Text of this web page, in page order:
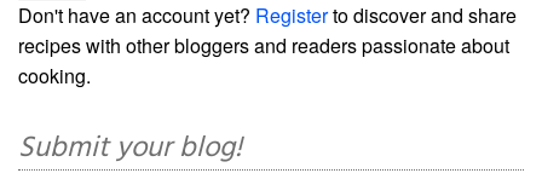
Don't have an account yet? Registerto discover and share
recipes with other bloggers and readers passionate about
cooking.
Submit your blog!